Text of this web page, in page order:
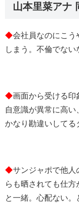
山本里菜アナ
◆会社員なのにこう
しまう。不倫でない
◆画面から受ける印
自意識が異常に高い
かなり勘違いしてる
◆サンジャポで他人
らも晒されても仕
と一緒。心配ない。